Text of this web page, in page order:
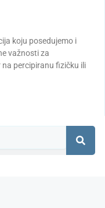
koju posedujemo i
važnosti za
percipiranu fizičku ili